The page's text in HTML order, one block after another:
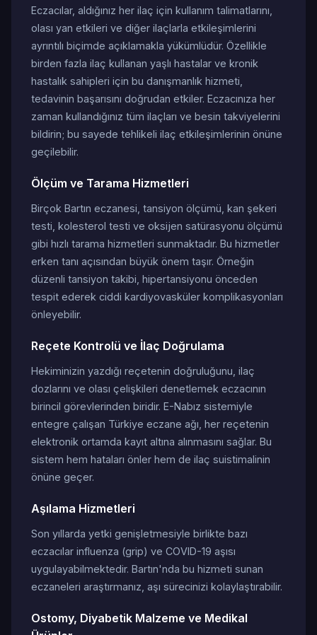
Eczacılar, aldığınız her ilaç için kullanım talimatlarını,
olası yan etkileri ve diğer ilaçlarla etkileşimlerini
ayrıntılı biçimde açıklamakla yükümlüdür. Özellikle
birden fazla ilaç kullanan yaşlı hastalar ve kronik
hastalık sahipleri için bu danışmanlık hizmeti,
tedavinin başarısını doğrudan etkiler. Eczacınıza her
zaman kullandığınız tüm ilaçları ve besin takviyelerini
bildirin; bu sayede tehlikeli ilaç etkileşimlerinin önüne
geçilebilir.
Ölçüm ve Tarama Hizmetleri
Birçok Bartın eczanesi, tansiyon ölçümü, kan şekeri
testi, kolesterol testi ve oksijen satürasyonu ölçümü
gibi hızlı tarama hizmetleri sunmaktadır. Bu hizmetler
erken tanı açısından büyük önem taşır. Örneğin
düzenli tansiyon takibi, hipertansiyonu önceden
tespit ederek ciddi kardiyovasküler komplikasyonları
önleyebilir.
Reçete Kontrolü ve İlaç Doğrulama
Hekiminizin yazdığı reçetenin doğruluğunu, ilaç
dozlarını ve olası çelişkileri denetlemek eczacının
birincil görevlerinden biridir. E-Nabız sistemiyle
entegre çalışan Türkiye eczane ağı, her reçetenin
elektronik ortamda kayıt altına alınmasını sağlar. Bu
sistem hem hataları önler hem de ilaç suistimalinin
önüne geçer.
Aşılama Hizmetleri
Son yıllarda yetki genişletmesiyle birlikte bazı
eczacılar influenza (grip) ve COVID-19 aşısı
uygulayabilmektedir. Bartın'nda bu hizmeti sunan
eczaneleri araştırmanız, aşı sürecinizi kolaylaştırabilir.
Ostomy, Diyabetik Malzeme ve Medikal